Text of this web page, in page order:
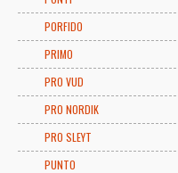
PORFIDO
PRIMO
PRO VUD
PRO NORDIK
PRO SLEYT
PUNTO